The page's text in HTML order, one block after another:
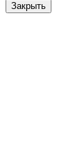
Закрыть